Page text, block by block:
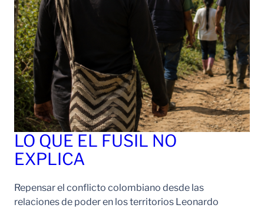
LO QUE EL FUSIL NO
EXPLICA
Repensar el conflicto colombiano desde las
relaciones de poder en los territorios Leonardo